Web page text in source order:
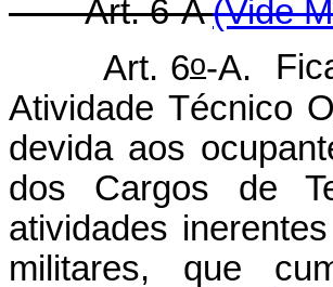
Art. 6-A(Vide
Art. 6o-A.
Atividade Técnico
devida aos
dos Cargos de
atividades
militares, que